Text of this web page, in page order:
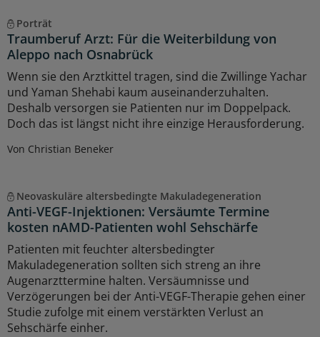
Porträt
Traumberuf Arzt: Für die Weiterbildung von
Aleppo nach Osnabrück
Wenn sie den Arztkittel tragen, sind die Zwillinge Yachar
und Yaman Shehabi kaum auseinanderzuhalten.
Deshalb versorgen sie Patienten nur im Doppelpack.
Doch das ist längst nicht ihre einzige Herausforderung.
Von Christian Beneker
Neovaskuläre altersbedingte Makuladegeneration
Anti-VEGF-Injektionen: Versäumte Termine
kosten nAMD-Patienten wohl Sehschärfe
Patienten mit feuchter altersbedingter
Makuladegeneration sollten sich streng an ihre
Augenarzttermine halten. Versäumnisse und
Verzögerungen bei der Anti-VEGF-Therapie gehen einer
Studie zufolge mit einem verstärkten Verlust an
Sehschärfe einher.